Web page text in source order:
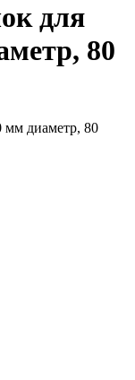
для
80